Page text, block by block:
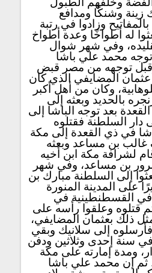
زينة وشنكًا ومدافع
وزادوا في رتبة
له أطواخًا وعدة أطواخ
وفي شهر شوال
محمد علي باشا
توجهه من مصر قبض
المضايفي الذي كان
وكان من أهل أكبر
بالحديد وبعثه إلى
بعد توجه الباشا إلى
دار السلطنة فقتلوه
في ذي القعدة إلى مكة
بن مساعد وبعثه
لشرافة مكة ابن أخيه
بن مساعد، وفي شهر
من سنة 29 بعثوا إلى السلطنة مبارك بن
على المدينة المنورة
في القسطنطينية في
قتلوه وعلقوا رأسه على
ذلك بعثمان المضايفي،
إلى سلانيك وبقي
سنة إحدى وثلاثين ودفن
ومدة إمارته على مكة
إن محمد علي باشا